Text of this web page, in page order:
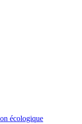
écologique